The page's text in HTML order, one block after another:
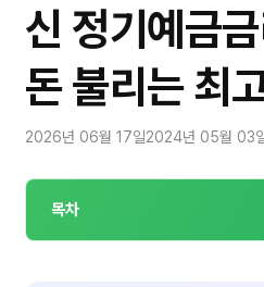
신 정기예금
돈 불리는 최
2026년 06월 17일2024년 05월 03
목차